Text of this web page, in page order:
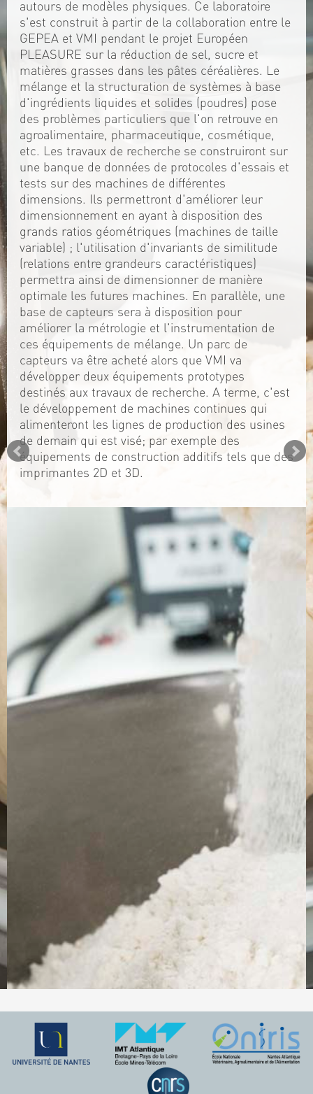
SITE WEB
TÉLÉCHARGEZ LA PLAQUETTE
Contact
Jérémy PRUVOST
autours de modèles physiques. Ce laboratoire
s'est construit à partir de la collaboration entre le
GEPEA et VMI pendant le projet Européen
PLEASURE sur la réduction de sel, sucre et
matières grasses dans les pâtes céréalières. Le
mélange et la structuration de systèmes à base
d'ingrédients liquides et solides (poudres) pose
des problèmes particuliers que l'on retrouve en
agroalimentaire, pharmaceutique, cosmétique,
etc. Les travaux de recherche se construiront sur
une banque de données de protocoles d'essais et
tests sur des machines de différentes
dimensions. Ils permettront d'améliorer leur
dimensionnement en ayant à disposition des
grands ratios géométriques (machines de taille
variable) ; l'utilisation d'invariants de similitude
(relations entre grandeurs caractéristiques)
permettra ainsi de dimensionner de manière
optimale les futures machines. En parallèle, une
base de capteurs sera à disposition pour
améliorer la métrologie et l'instrumentation de
ces équipements de mélange. Un parc de
capteurs va être acheté alors que VMI va
développer deux équipements prototypes
destinés aux travaux de recherche. A terme, c'est
le développement de machines continues qui
alimenteront les lignes de production des usines
de demain qui est visé; par exemple des
équipements de construction additifs tels que des
imprimantes 2D et 3D.